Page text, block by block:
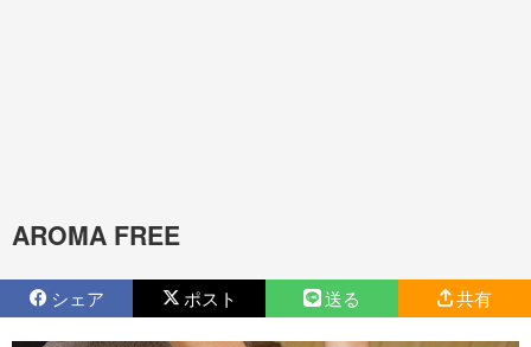
AROMA FREE
シェア ポスト 送る 共有